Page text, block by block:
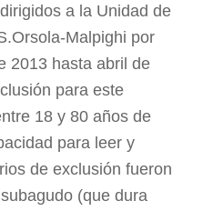
a la Unidad de
Malpighi por
2013 hasta abril de
para este
18 y 80 años de
para leer y
de exclusión fueron
(que dura